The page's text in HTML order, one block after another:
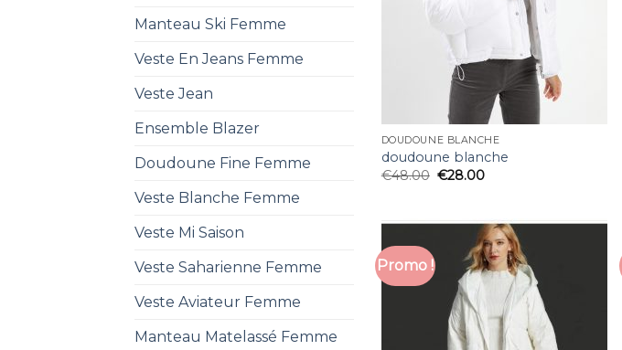
Manteau Ski Femme
Veste En Jeans Femme
Veste Jean
Ensemble Blazer
Doudoune Fine Femme
Veste Blanche Femme
Veste Mi Saison
Veste Saharienne Femme
Veste Aviateur Femme
Manteau Matelassé Femme
DOUDOUNE BLANCHE
doudoune blanche
€48.00 €28.00
Promo !